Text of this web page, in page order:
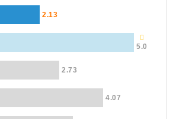
2.13
5.0
2.73
4.07